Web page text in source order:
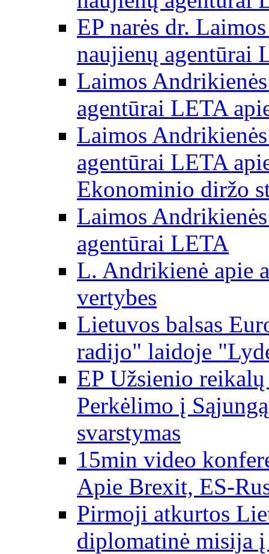
EP narės dr.
naujienų agentūrai
Laimos
agentūrai LETA
Laimos
agentūrai LETA
Ekonominio diržo
Laimos
agentūrai LETA
L. Andrikienė apie
vertybes
Lietuvos balsas
radijo" laidoje
EP Užsienio
Perkėlimo į
svarstymas
15min video
Apie Brexit, ES-
Pirmoji atkurtos
diplomatinė misija